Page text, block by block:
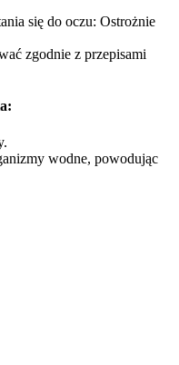
się do oczu: Ostrożnie
zgodnie z przepisami
wodne, powodując